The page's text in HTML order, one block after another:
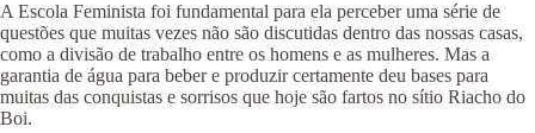
A Escola Feminista foi fundamental para ela perceber uma série de
questões que muitas vezes não são discutidas dentro das nossas casas,
como a divisão de trabalho entre os homens e as mulheres. Mas a
garantia de água para beber e produzir certamente deu bases para
muitas das conquistas e sorrisos que hoje são fartos no sítio Riacho do
Boi.